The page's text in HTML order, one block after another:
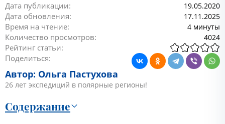
Автор: Ольга Пастухова
26 лет экспедиций в полярные регионы!
Содержание
Дата публикации: 19.05.2020
Дата обновления: 17.11.2025
Время на чтение: 4 минуты
Количество просмотров: 4024
Рейтинг статьи:
Поделиться: